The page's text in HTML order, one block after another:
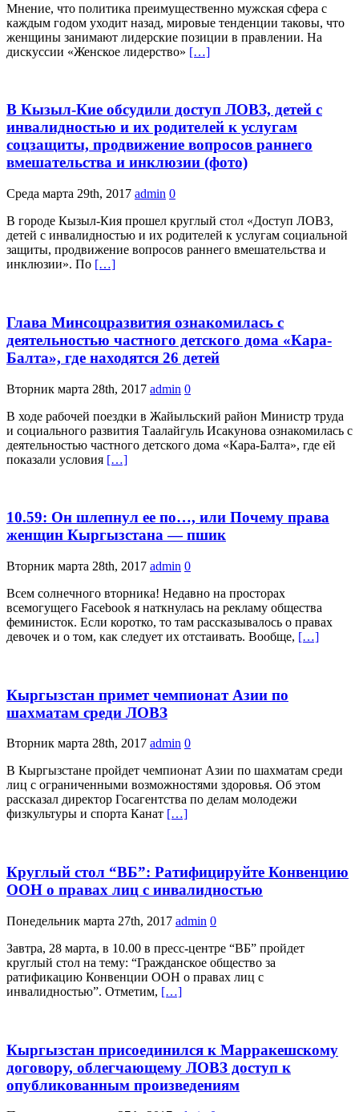
Мнение, что политика преимущественно мужская сфера с
каждым годом уходит назад, мировые тенденции таковы, что
женщины занимают лидерские позиции в правлении. На
дискуссии «Женское лидерство» […]
В Кызыл-Кие обсудили доступ ЛОВЗ, детей с
инвалидностью и их родителей к услугам
соцзащиты, продвижение вопросов раннего
вмешательства и инклюзии (фото)
Среда марта 29th, 2017 admin 0
В городе Кызыл-Кия прошел круглый стол «Доступ ЛОВЗ,
детей с инвалидностью и их родителей к услугам социальной
защиты, продвижение вопросов раннего вмешательства и
инклюзии». По […]
Глава Минсоцразвития ознакомилась с
деятельностью частного детского дома «Кара-
Балта», где находятся 26 детей
Вторник марта 28th, 2017 admin 0
В ходе рабочей поездки в Жайыльский район Министр труда
и социального развития Таалайгуль Исакунова ознакомилась с
деятельностью частного детского дома «Кара-Балта», где ей
показали условия […]
10.59: Он шлепнул ее по…, или Почему права
женщин Кыргызстана — пшик
Вторник марта 28th, 2017 admin 0
Всем солнечного вторника! Недавно на просторах
всемогущего Facebook я наткнулась на рекламу общества
феминисток. Если коротко, то там рассказывалось о правах
девочек и о том, как следует их отстаивать. Вообще, […]
Кыргызстан примет чемпионат Азии по
шахматам среди ЛОВЗ
Вторник марта 28th, 2017 admin 0
В Кыргызстане пройдет чемпионат Азии по шахматам среди
лиц с ограниченными возможностями здоровья. Об этом
рассказал директор Госагентства по делам молодежи
физкультуры и спорта Канат […]
Круглый стол “ВБ”: Ратифицируйте Конвенцию
ООН о правах лиц с инвалидностью
Понедельник марта 27th, 2017 admin 0
Завтра, 28 марта, в 10.00 в пресс-центре “ВБ” пройдет
круглый стол на тему: “Гражданское общество за
ратификацию Конвенции ООН о правах лиц с
инвалидностью”. Отметим, […]
Кыргызстан присоединился к Марракешскому
договору, облегчающему ЛОВЗ доступ к
опубликованным произведениям